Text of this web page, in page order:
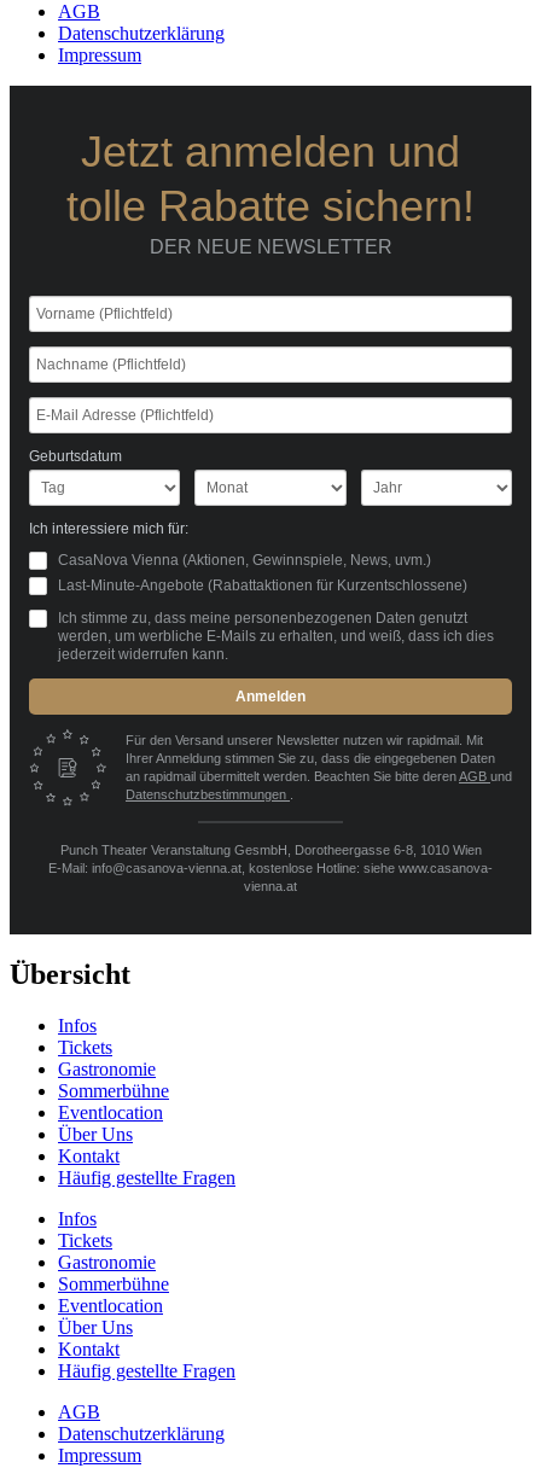
AGB
Datenschutzerklärung
Impressum
Jetzt anmelden und
tolle Rabatte sichern!
DER NEUE NEWSLETTER
Geburtsdatum
Ich interessiere mich für:
CasaNova Vienna (Aktionen, Gewinnspiele, News, uvm.)
Last-Minute-Angebote (Rabattaktionen für Kurzentschlossene)
Ich stimme zu, dass meine personenbezogenen Daten genutzt
werden, um werbliche E-Mails zu erhalten, und weiß, dass ich dies
jederzeit widerrufen kann.
Anmelden
Für den Versand unserer Newsletter nutzen wir rapidmail. Mit
Ihrer Anmeldung stimmen Sie zu, dass die eingegebenen Daten
an rapidmail übermittelt werden. Beachten Sie bitte derenAGB und
Datenschutzbestimmungen
Punch Theater Veranstaltung GesmbH, Dorotheergasse 6-8, 1010 Wien
E-Mail: info@casanova-vienna.at, kostenlose Hotline: siehe www.casanova-
vienna.at
Übersicht
Infos
Tickets
Gastronomie
Sommerbühne
Eventlocation
Über Uns
Kontakt
Häufig gestellte Fragen
Infos
Tickets
Gastronomie
Sommerbühne
Eventlocation
Über Uns
Kontakt
Häufig gestellte Fragen
AGB
Datenschutzerklärung
Impressum